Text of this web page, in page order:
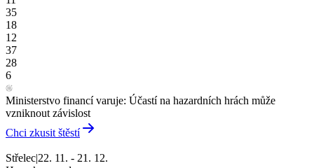
35
18
12
37
28
6
Ministerstvo financí varuje: Účastí na hazardních hrách může
vzniknout závislost
Chci zkusit štěstí
Střelec|22. 11. - 21. 12.